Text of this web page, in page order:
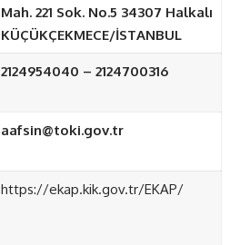
Mah. 221 Sok. No.5 34307 Halkalı
KÜÇÜKÇEKMECE/İSTANBUL
2124954040 – 2124700316
aafsin@toki.gov.tr
https://ekap.kik.gov.tr/EKAP/